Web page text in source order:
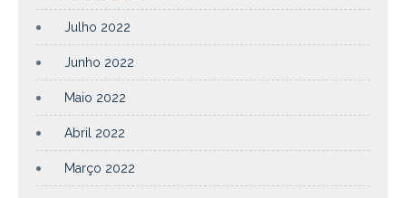
Julho 2022
Junho 2022
Maio 2022
Abril 2022
Março 2022